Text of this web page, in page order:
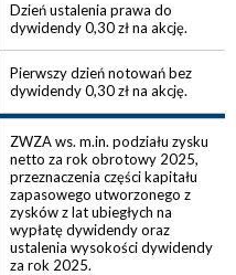
Dzień ustalenia prawa do
dywidendy 0,30 zł na akcję.
Pierwszy dzień notowań bez
dywidendy 0,30 zł na akcję.
ZWZA ws. m.in. podziału zysku
netto za rok obrotowy 2025,
przeznaczenia części kapitału
zapasowego utworzonego z
zysków z lat ubiegłych na
wypłatę dywidendy oraz
ustalenia wysokości dywidendy
za rok 2025.